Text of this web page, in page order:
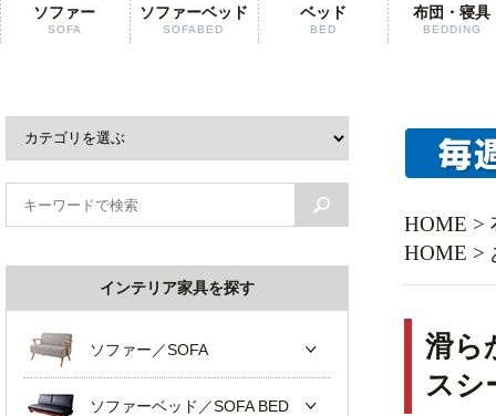
ソファー
SOFA
ソファーベッド
SOFABED
ベッド
BED
布団・寝具
BEDDING
HOME >
HOME >
滑ら
スシ
インテリア家具を探す
ソファー／SOFA
ソファーベッド／SOFA BED